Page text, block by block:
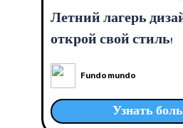
Летний лагерь
открой свой стиль!
Fundomundo
Узнать